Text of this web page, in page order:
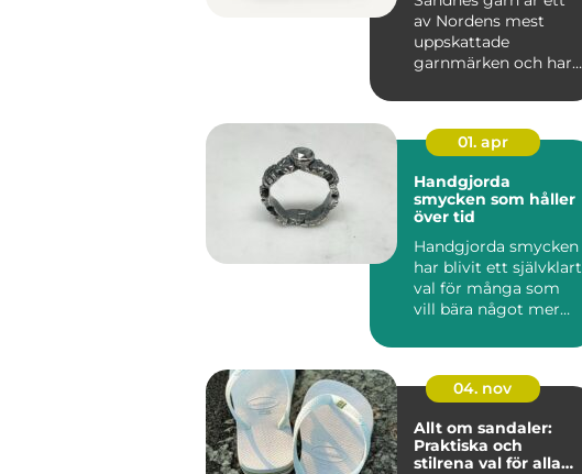
av Nordens mest
uppskattade
garnmärken och har
för mån...
01. apr
Handgjorda
smycken som håller
över tid
Handgjorda smycken
har blivit ett självklart
val för många som
vill bära något mer
04. nov
Allt om sandaler:
Praktiska och
stilrena val för alla